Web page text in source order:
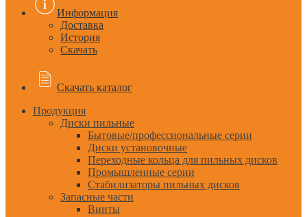
Информация
Доставка
История
Скачать
Скачать каталог
Продукция
Диски пильные
Бытовые/профессиональные серии
Диски установочные
Переходные кольца для пильных дисков
Промышленные серии
Стабилизаторы пильных дисков
Запасные части
Винты